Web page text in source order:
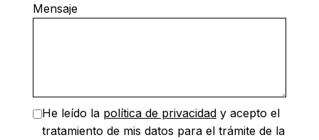
Mensaje
He leído la política de privacidady acepto el
tratamiento de mis datos para el trámite de la